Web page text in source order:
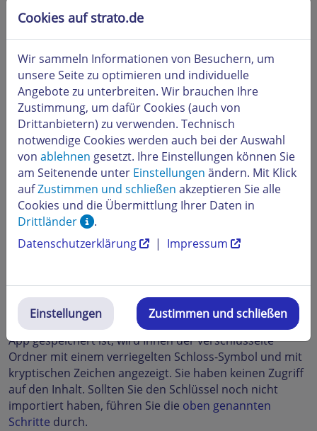
Verschlüsselte Ordner in HiDrive iOS
App anzeigen
Software von Ihrem Windows-Rechner in die App
importiert werden. Solange der Schlüssel nicht in der
App gespeichert ist, wird Ihnen der verschlüsselte
Ordner mit einem verriegelten Schloss-Symbol und mit
kryptischen Zeichen angezeigt. Sie haben keinen Zugriff
auf den Inhalt. Sollten Sie den Schlüssel noch nicht
importiert haben, führen Sie die oben genannten
Schritte durch.
Cookies auf strato.de
Wir sammeln Informationen von Besuchern, um
unsere Seite zu optimieren und individuelle
Angebote zu unterbreiten. Wir brauchen Ihre
Zustimmung, um dafür Cookies (auch von
Drittanbietern) zu verwenden. Technisch
notwendige Cookies werden auch bei der Auswahl
von ablehnen gesetzt. Ihre Einstellungen können Sie
am Seitenende unter Einstellungen ändern. Mit Klick
aufZustimmen und schließen akzeptieren Sie alle
Cookies und die Übermittlung Ihrer Daten in
Drittländer
.
Datenschutzerklärung
| Impressum
Einstellungen Zustimmen und schließen